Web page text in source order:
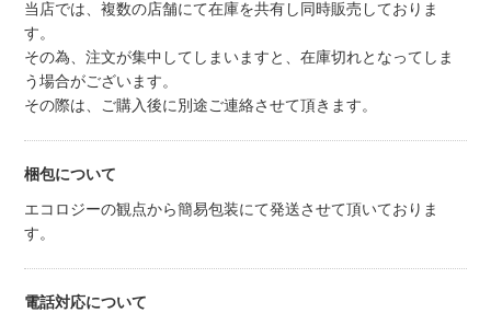
当店では、複数の店舗にて在庫を共有し同時販売しておりま
す。
その為、注文が集中してしまいますと、在庫切れとなってしま
う場合がございます。
その際は、ご購入後に別途ご連絡させて頂きます。
梱包について
エコロジーの観点から簡易包装にて発送させて頂いておりま
す。
電話対応について